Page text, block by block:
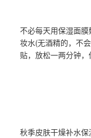
不必每天用保湿面
妆水(无酒精的，不
贴，放松一两分钟
秋季皮肤干燥补水